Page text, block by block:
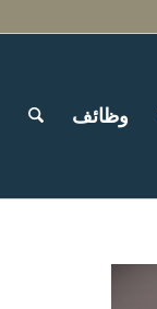
وظائف